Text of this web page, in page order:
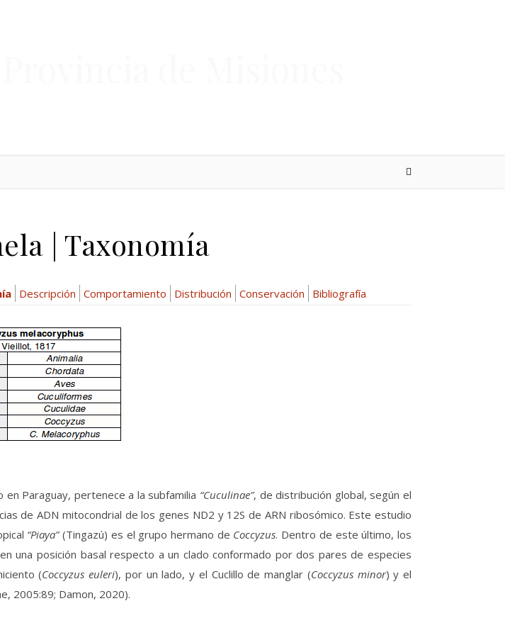
| Taxonomía
Descripción Comportamiento Distribución Conservación Bibliografía
Paraguay, pertenece a la subfamilia “Cuculinae”, de distribución global, según el
de ADN mitocondrial de los genes ND2 y 12S de ARN ribosómico. Este estudio
“Piaya”(Tingazú) es el grupo hermano de Coccyzus. Dentro de este último, los
en una posición basal respecto a un clado conformado por dos pares de especies
(Coccyzus euleri), por un lado, y el Cuclillo de manglar (Coccyzus minor) y el
2005:89; Damon, 2020).